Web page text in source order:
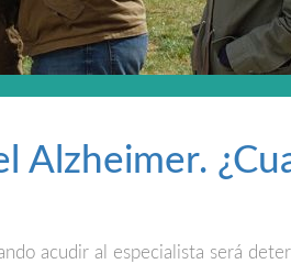
Alzheimer.
acudir al especialista será